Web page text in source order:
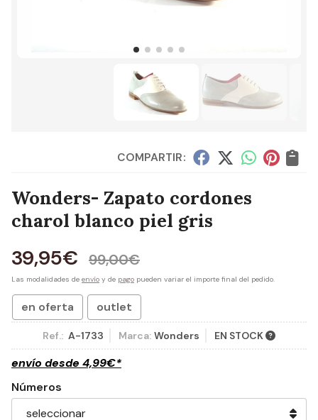
COMPARTIR:
Wonders- Zapato cordones
charol blanco piel gris
39,95€ 99,00€
Las modalidades de envío y de pago pueden variar el importe final del pedido.
en oferta outlet
Ref.: A-1733 Marca: Wonders EN STOCK
envío desde 4,99€*
Números